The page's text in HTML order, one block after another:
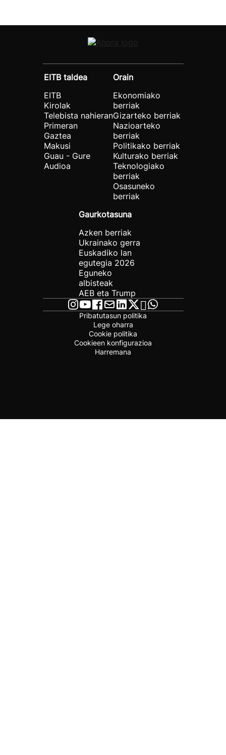
EITB taldea
EITB
Kirolak
Telebista nahieran
Primeran
Gaztea
Makusi
Guau - Gure
Audioa
Orain
Ekonomiako
berriak
Gizarteko berriak
Nazioarteko
berriak
Politikako berriak
Kulturako berriak
Teknologiako
berriak
Osasuneko
berriak
Gaurkotasuna
Azken berriak
Ukrainako gerra
Euskadiko lan
egutegia 2026
Eguneko
albisteak
AEB eta Trump
Pribatutasun politika
Lege oharra
Cookie politika
Cookieen konfigurazioa
Harremana